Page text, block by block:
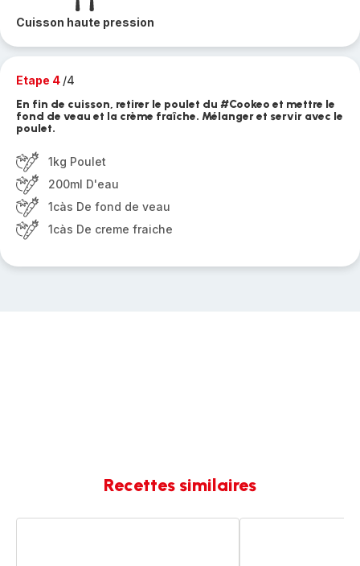
Cuisson haute pression
Etape 4 /4
En fin de cuisson, retirer le poulet du #Cookeo et mettre le
fond de veau et la crème fraîche. Mélanger et servir avec le
poulet.
1kg Poulet
200ml D'eau
1càs De fond de veau
1càs De creme fraiche
Recettes similaires